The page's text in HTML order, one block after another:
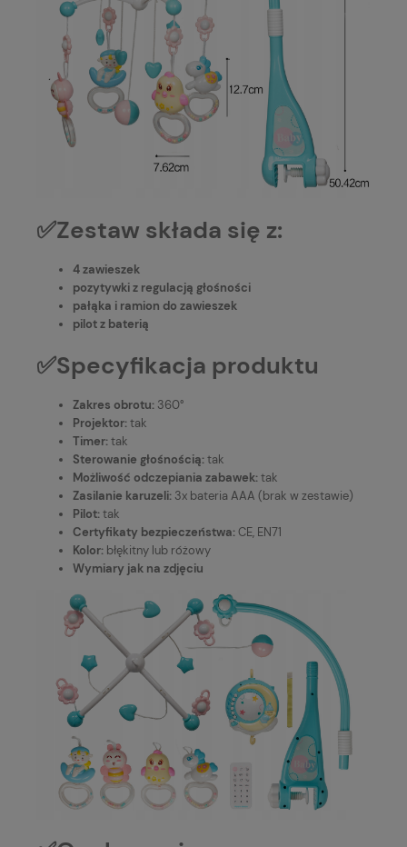
✅Zestaw składa się z:
4 zawieszek
pozytywki z regulacją głośności
pałąka i ramion do zawieszek
pilot z baterią
✅Specyfikacja produktu
Zakres obrotu: 360°
Projektor:tak
Timer:tak
Sterowanie głośnością:tak
Możliwość odczepiania zabawek:tak
Zasilanie karuzeli: 3x bateria AAA (brak w zestawie)
Pilot:tak
Certyfikaty bezpieczeństwa:CE, EN71
Kolor: błękitny lub różowy
Wymiary jak na zdjęciu